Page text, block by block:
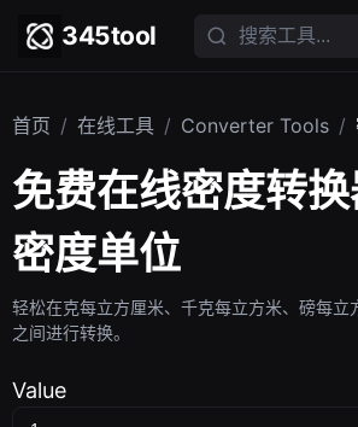
345tool
首页 / 在线工具 / Converter Tools /
免费在线密度转
密度单位
轻松在克每立方厘米、千克每立方米、磅每立
之间进行转换。
Value